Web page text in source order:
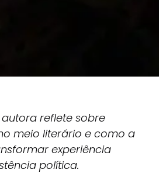
autora reflete sobre
meio literário e como a
experiência
política.